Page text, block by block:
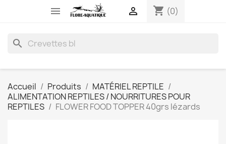
 shopping_cart (0)

search
Accueil Produits
MATÉRIEL REPTILE
ALIMENTATION REPTILES / NOURRITURES POUR
REPTILES
FLOWER FOOD TOPPER 40grs lézards